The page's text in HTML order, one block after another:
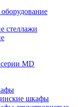
стеллажи
MD
шкафы